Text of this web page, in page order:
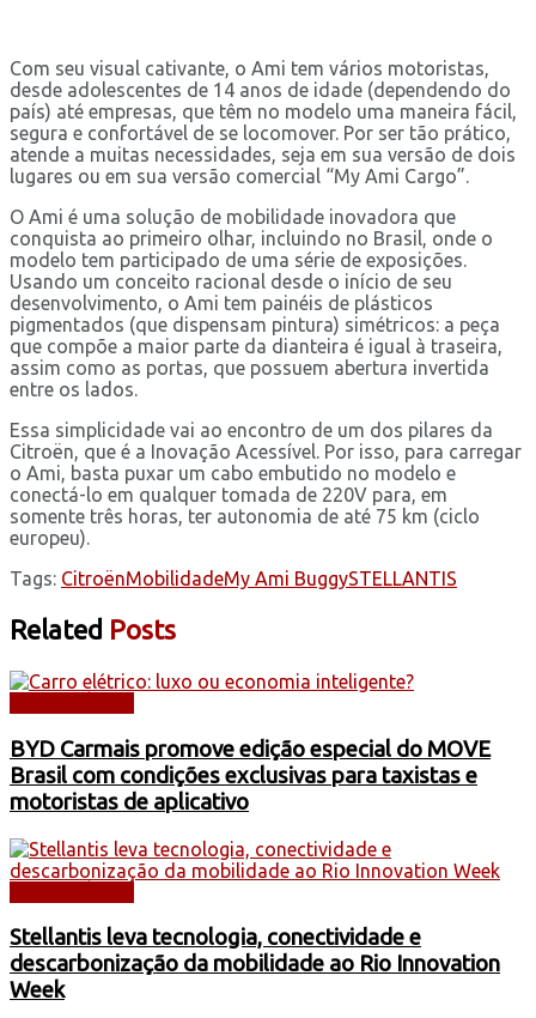
Com seu visual cativante, o Ami tem vários motoristas,
desde adolescentes de 14 anos de idade (dependendo do
país) até empresas, que têm no modelo uma maneira fácil,
segura e confortável de se locomover. Por ser tão prático,
atende a muitas necessidades, seja em sua versão de dois
lugares ou em sua versão comercial “My Ami Cargo”.
O Ami é uma solução de mobilidade inovadora que
conquista ao primeiro olhar, incluindo no Brasil, onde o
modelo tem participado de uma série de exposições.
Usando um conceito racional desde o início de seu
desenvolvimento, o Ami tem painéis de plásticos
pigmentados (que dispensam pintura) simétricos: a peça
que compõe a maior parte da dianteira é igual à traseira,
assim como as portas, que possuem abertura invertida
entre os lados.
Essa simplicidade vai ao encontro de um dos pilares da
Citroën, que é a Inovação Acessível. Por isso, para carregar
o Ami, basta puxar um cabo embutido no modelo e
conectá-lo em qualquer tomada de 220V para, em
somente três horas, ter autonomia de até 75 km (ciclo
europeu).
Tags: CitroënMobilidadeMy Ami BuggySTELLANTIS
Related Posts
BYD Carmais promove edição especial do MOVE
Brasil com condições exclusivas para taxistas e
motoristas de aplicativo
Stellantis leva tecnologia, conectividade e
descarbonização da mobilidade ao Rio Innovation
Week